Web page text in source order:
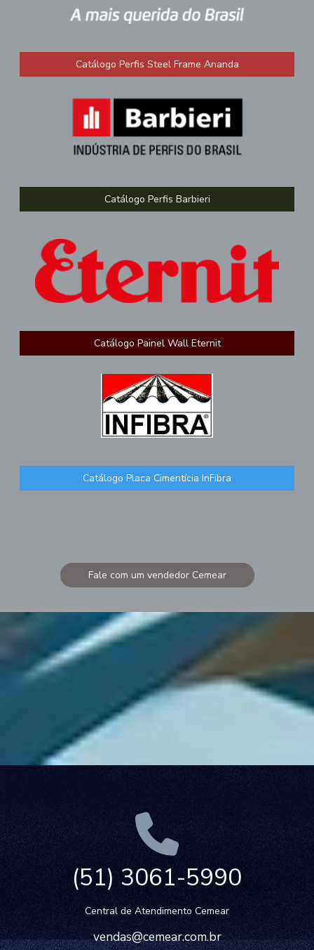
Catálogo Perfis Steel Frame Ananda
Catálogo Perfis Barbieri
Catálogo Painel Wall Eternit
Catálogo Placa Cimentícia InFibra
Fale com um vendedor Cemear
(51) 3061-5990
Central de Atendimento Cemear
vendas@cemear.com.br